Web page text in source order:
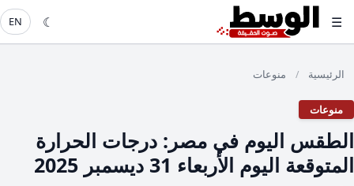
☰
☾
EN
الرئيسية / منوعات
منوعات
الطقس اليوم في مصر: درجات الحرارة
المتوقعة اليوم الأربعاء 31 ديسمبر 2025